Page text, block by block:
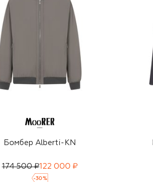
Бомбер Alberti-KN
174 500 ₽122 000 ₽
-30 %